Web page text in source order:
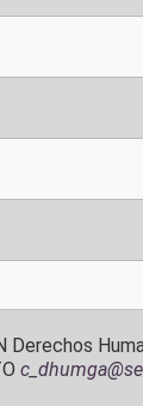
Derechos